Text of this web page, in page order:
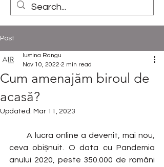
Post
Cum amenajăm biroul de
acasă?
Iustina Rangu
Nov 10, 2022 2 min read
Updated: Mar 11, 2023
       A lucra online a devenit, mai nou,
ceva obișnuit. O data cu Pandemia
anului 2020, peste 350.000 de români